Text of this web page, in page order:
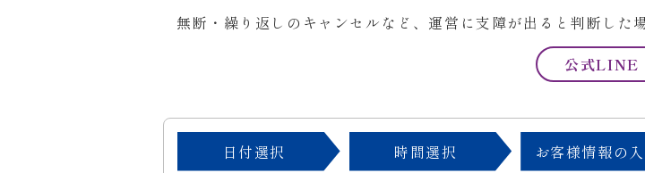
無断・繰り返しのキャンセルなど、運営に支障が出ると判断した
公式LINE
日付選択 時間選択 お客様情報の